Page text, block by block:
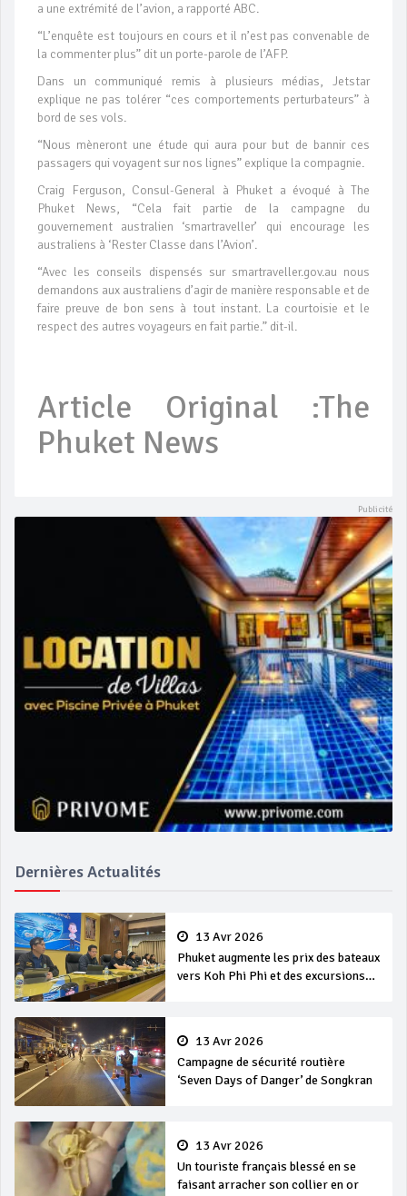
a une extrémité de l’avion, a rapporté ABC.
“L’enquête est toujours en cours et il n’est pas convenable de
la commenter plus” dit un porte-parole de l’AFP.
Dans un communiqué remis à plusieurs médias, Jetstar
explique ne pas tolérer “ces comportements perturbateurs” à
bord de ses vols.
“Nous mèneront une étude qui aura pour but de bannir ces
passagers qui voyagent sur nos lignes” explique la compagnie.
Craig Ferguson, Consul-General à Phuket a évoqué à The
Phuket News, “Cela fait partie de la campagne du
gouvernement australien ‘smartraveller’ qui encourage les
australiens à ‘Rester Classe dans l’Avion’.
“Avec les conseils dispensés sur smartraveller.gov.au nous
demandons aux australiens d’agir de manière responsable et de
faire preuve de bon sens à tout instant. La courtoisie et le
respect des autres voyageurs en fait partie.” dit-il.
Article Original :The
Phuket News
Dernières Actualités
13 Avr 2026
Phuket augmente les prix des bateaux
vers Koh Phi Phi et des excursions
13 Avr 2026
Campagne de sécurité routière
‘Seven Days of Danger’ de Songkran
13 Avr 2026
Un touriste français blessé en se
faisant arracher son collier en or